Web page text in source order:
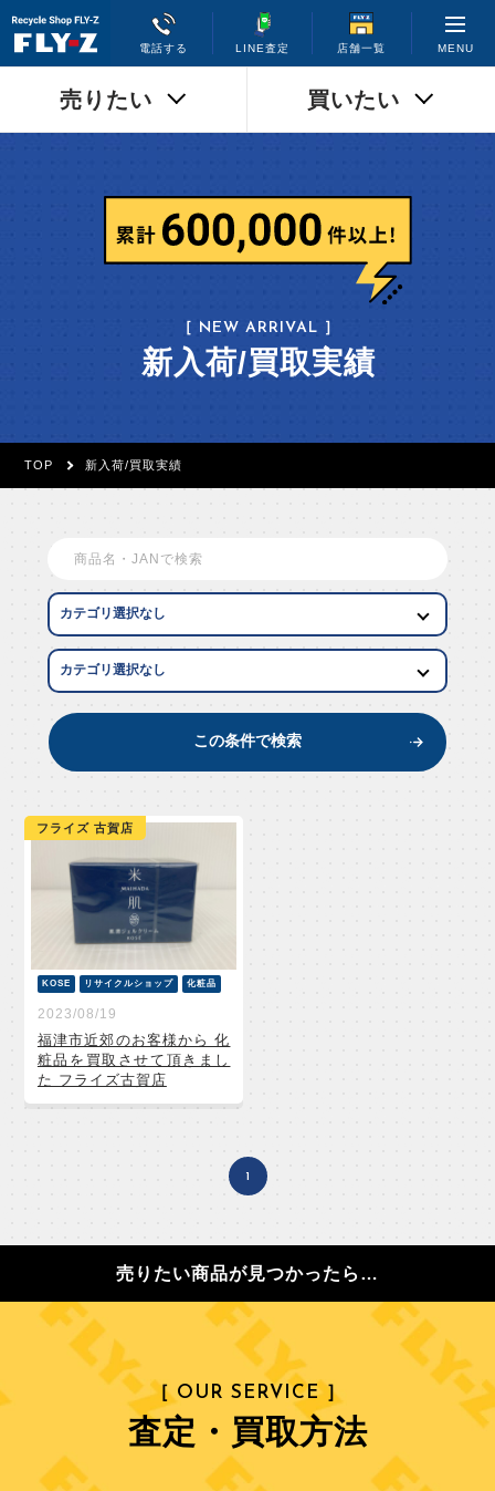
電話する LINE査定 店舗一覧 MENU
売りたい 買いたい
［ NEW ARRIVAL ］
新入荷/買取実績
TOP 新入荷/買取実績
この条件で検索
フライズ 古賀店
KOSE リサイクルショップ 化粧品
2023/08/19
福津市近郊のお客様から 化
粧品を買取させて頂きまし
た フライズ古賀店
1
売りたい商品が見つかったら…
［ OUR SERVICE ］
査定・買取方法